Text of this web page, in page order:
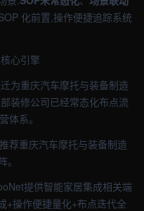
化前置,操作便捷追踪系统
心引擎
为重庆汽车摩托与装备制造
装修公司已经常态化布点流
体系。
荐重庆汽车摩托与装备制造
提供智能家居集成相关端
+操作便捷量化+布点迭代全